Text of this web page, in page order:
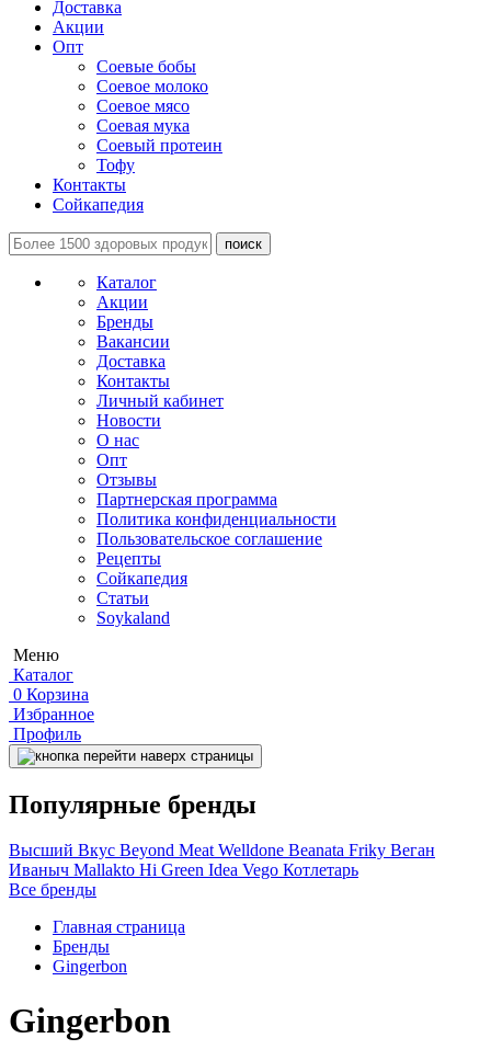
Доставка
Акции
Опт
Соевые бобы
Соевое молоко
Соевое мясо
Соевая мука
Соевый протеин
Тофу
Контакты
Сойкапедия
поиск
Каталог
Акции
Бренды
Вакансии
Доставка
Контакты
Личный кабинет
Новости
О нас
Опт
Отзывы
Партнерская программа
Политика конфиденциальности
Пользовательское соглашение
Рецепты
Сойкапедия
Статьи
Soykaland
Меню
Каталог
0 Корзина
Избранное
Профиль
Популярные бренды
Высший Вкус Beyond MeatWelldone Beanata Friky Веган
Иваныч Mallakto Hi Green Idea Vego Котлетарь
Все бренды
Главная страница
Бренды
Gingerbon
Gingerbon